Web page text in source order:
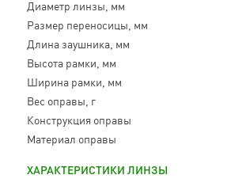
Диаметр линзы, мм
Размер переносицы, мм
Длина заушника, мм
Высота рамки, мм
Ширина рамки, мм
Вес оправы, г
Конструкция оправы
Материал оправы
ХАРАКТЕРИСТИКИ ЛИНЗЫ